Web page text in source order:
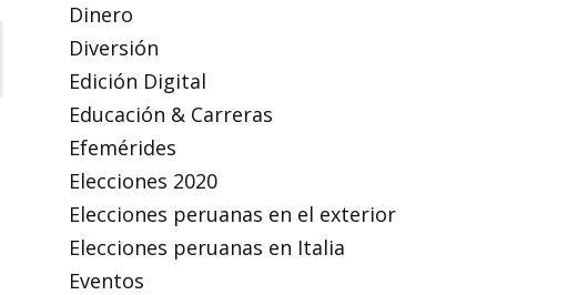
Dinero
Diversión
Edición Digital
Educación & Carreras
Efemérides
Elecciones 2020
Elecciones peruanas en el exterior
Elecciones peruanas en Italia
Eventos